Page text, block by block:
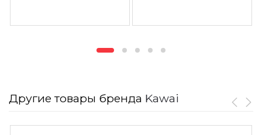
Другие товары бренда Kawai